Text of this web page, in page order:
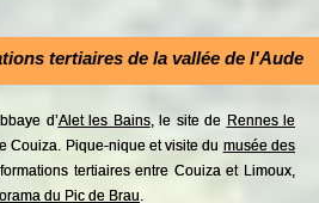
tertiaires de la vallée de l'Aude
d’Alet les Bains, le site de Rennes le
Couiza. Pique-nique et visite du musée des
formations tertiaires entre Couiza et Limoux,
du Pic de Brau